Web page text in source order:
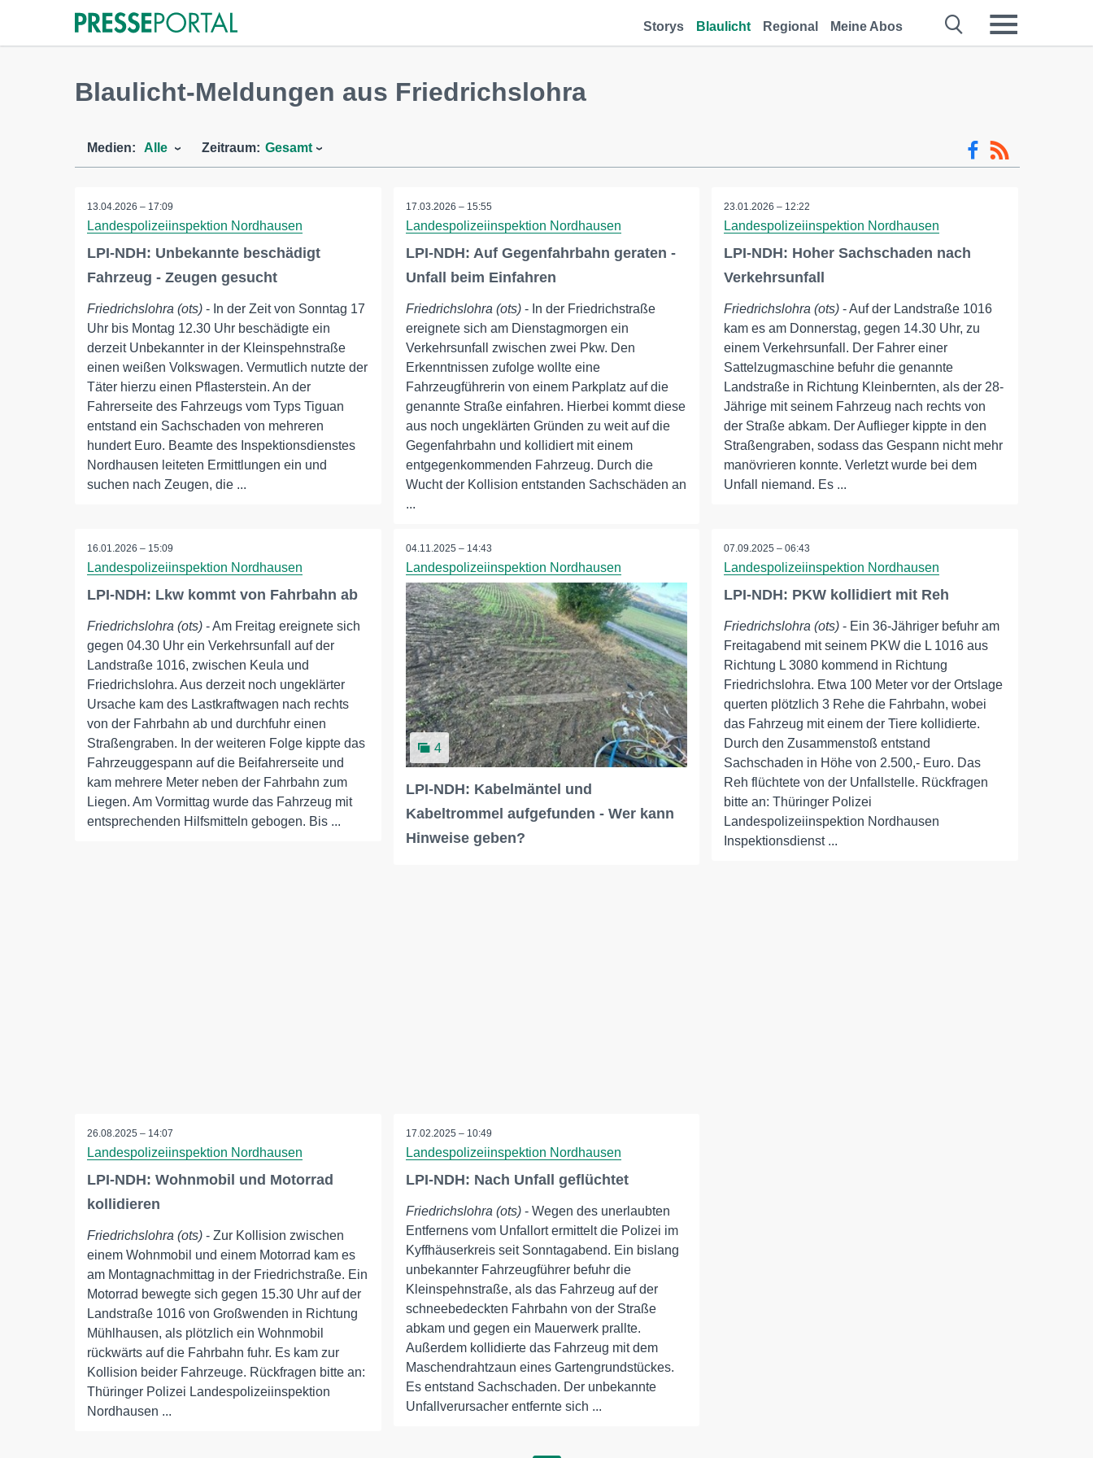
Storys Blaulicht Regional Meine Abos
Blaulicht-Meldungen aus Friedrichslohra
Medien: Alle Zeitraum: Gesamt
13.04.2026 – 17:09
Landespolizeiinspektion Nordhausen
LPI-NDH: Unbekannte beschädigt
Fahrzeug - Zeugen gesucht
Friedrichslohra (ots) - In der Zeit von Sonntag 17
Uhr bis Montag 12.30 Uhr beschädigte ein
derzeit Unbekannter in der Kleinspehnstraße
einen weißen Volkswagen. Vermutlich nutzte der
Täter hierzu einen Pflasterstein. An der
Fahrerseite des Fahrzeugs vom Typs Tiguan
entstand ein Sachschaden von mehreren
hundert Euro. Beamte des Inspektionsdienstes
Nordhausen leiteten Ermittlungen ein und
suchen nach Zeugen, die ...
17.03.2026 – 15:55
Landespolizeiinspektion Nordhausen
LPI-NDH: Auf Gegenfahrbahn geraten -
Unfall beim Einfahren
Friedrichslohra (ots)- In der Friedrichstraße
ereignete sich am Dienstagmorgen ein
Verkehrsunfall zwischen zwei Pkw. Den
Erkenntnissen zufolge wollte eine
Fahrzeugführerin von einem Parkplatz auf die
genannte Straße einfahren. Hierbei kommt diese
aus noch ungeklärten Gründen zu weit auf die
Gegenfahrbahn und kollidiert mit einem
entgegenkommenden Fahrzeug. Durch die
Wucht der Kollision entstanden Sachschäden an
...
23.01.2026 – 12:22
Landespolizeiinspektion Nordhausen
LPI-NDH: Hoher Sachschaden nach
Verkehrsunfall
Friedrichslohra (ots) - Auf der Landstraße 1016
kam es am Donnerstag, gegen 14.30 Uhr, zu
einem Verkehrsunfall. Der Fahrer einer
Sattelzugmaschine befuhr die genannte
Landstraße in Richtung Kleinbernten, als der 28-
Jährige mit seinem Fahrzeug nach rechts von
der Straße abkam. Der Auflieger kippte in den
Straßengraben, sodass das Gespann nicht mehr
manövrieren konnte. Verletzt wurde bei dem
Unfall niemand. Es ...
16.01.2026 – 15:09
Landespolizeiinspektion Nordhausen
LPI-NDH: Lkw kommt von Fahrbahn ab
Friedrichslohra (ots) - Am Freitag ereignete sich
gegen 04.30 Uhr ein Verkehrsunfall auf der
Landstraße 1016, zwischen Keula und
Friedrichslohra. Aus derzeit noch ungeklärter
Ursache kam des Lastkraftwagen nach rechts
von der Fahrbahn ab und durchfuhr einen
Straßengraben. In der weiteren Folge kippte das
Fahrzeuggespann auf die Beifahrerseite und
kam mehrere Meter neben der Fahrbahn zum
Liegen. Am Vormittag wurde das Fahrzeug mit
entsprechenden Hilfsmitteln gebogen. Bis ...
04.11.2025 – 14:43
Landespolizeiinspektion Nordhausen
4
LPI-NDH: Kabelmäntel und
Kabeltrommel aufgefunden - Wer kann
Hinweise geben?
07.09.2025 – 06:43
Landespolizeiinspektion Nordhausen
LPI-NDH: PKW kollidiert mit Reh
Friedrichslohra (ots) - Ein 36-Jähriger befuhr am
Freitagabend mit seinem PKW die L 1016 aus
Richtung L 3080 kommend in Richtung
Friedrichslohra. Etwa 100 Meter vor der Ortslage
querten plötzlich 3 Rehe die Fahrbahn, wobei
das Fahrzeug mit einem der Tiere kollidierte.
Durch den Zusammenstoß entstand
Sachschaden in Höhe von 2.500,- Euro. Das
Reh flüchtete von der Unfallstelle. Rückfragen
bitte an: Thüringer Polizei
Landespolizeiinspektion Nordhausen
Inspektionsdienst ...
26.08.2025 – 14:07
Landespolizeiinspektion Nordhausen
LPI-NDH: Wohnmobil und Motorrad
kollidieren
Friedrichslohra (ots) - Zur Kollision zwischen
einem Wohnmobil und einem Motorrad kam es
am Montagnachmittag in der Friedrichstraße. Ein
Motorrad bewegte sich gegen 15.30 Uhr auf der
Landstraße 1016 von Großwenden in Richtung
Mühlhausen, als plötzlich ein Wohnmobil
rückwärts auf die Fahrbahn fuhr. Es kam zur
Kollision beider Fahrzeuge. Rückfragen bitte an:
Thüringer Polizei Landespolizeiinspektion
Nordhausen ...
17.02.2025 – 10:49
Landespolizeiinspektion Nordhausen
LPI-NDH: Nach Unfall geflüchtet
Friedrichslohra (ots)- Wegen des unerlaubten
Entfernens vom Unfallort ermittelt die Polizei im
Kyffhäuserkreis seit Sonntagabend. Ein bislang
unbekannter Fahrzeugführer befuhr die
Kleinspehnstraße, als das Fahrzeug auf der
schneebedeckten Fahrbahn von der Straße
abkam und gegen ein Mauerwerk prallte.
Außerdem kollidierte das Fahrzeug mit dem
Maschendrahtzaun eines Gartengrundstückes.
Es entstand Sachschaden. Der unbekannte
Unfallverursacher entfernte sich ...